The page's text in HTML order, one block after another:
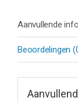
Aanvullende
Beoordelingen